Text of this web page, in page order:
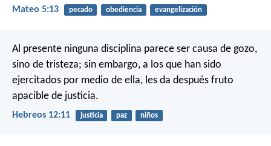
Mateo 5:13 pecado obediencia evangelización
Al presente ninguna disciplina parece ser causa de gozo,
sino de tristeza; sin embargo, a los que han sido
ejercitados por medio de ella, les da después fruto
apacible de justicia.
Hebreos 12:11 justicia paz niños